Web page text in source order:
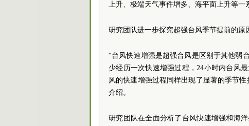
上升、极端天气事件增多、海平面上升等一
研究团队进一步探究超强台风季节提前的原
“台风快速增强是超强台风是区别于其他弱
少经历一次快速增强过程，24小时内台风
风的快速增强过程同样出现了显著的季节
介绍。
研究团队在全面分析了台风快速增强和海